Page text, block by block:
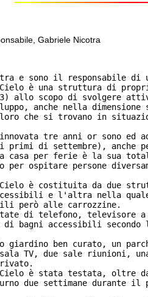
Gabriele Nicotra
e sono il responsabile
è una struttura di
allo scopo di svolgere
anche nella
che si trovano in
rinnovata tre anni or sono
di settembre),
casa per ferie è la sua
per ospitare persone
Cielo è costituita da due
e l'altra nella
però alle carrozzine.
di telefono,
di bagni accessibili secondo
giardino ben curato, un
sala TV, due sale riunioni,
Cielo è stata testata,
due settimane durante